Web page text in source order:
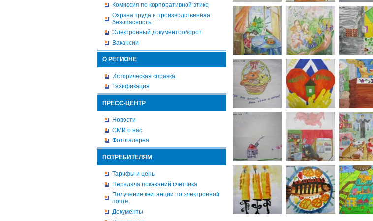
Комиссия по корпоративной этике
Охрана труда и производственная
безопасность
Электронный документооборот
Вакансии
О РЕГИОНЕ
Историческая справка
Газификация
ПРЕСС-ЦЕНТР
Новости
СМИ о нас
Фотогалерея
ПОТРЕБИТЕЛЯМ
Тарифы и цены
Передача показаний счетчика
Получение квитанции по электронной
почте
Документы